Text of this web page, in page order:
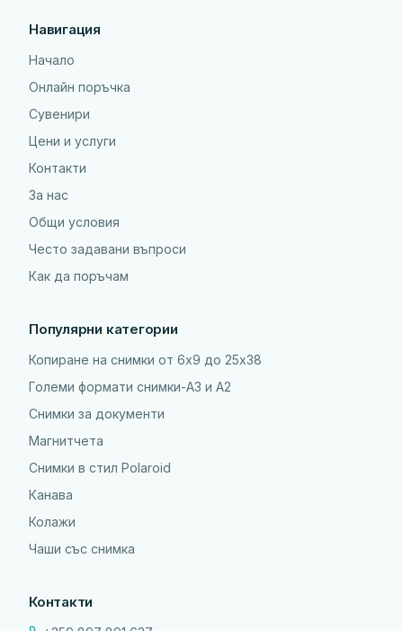
Навигация
Начало
Онлайн поръчка
Сувенири
Цени и услуги
Контакти
За нас
Общи условия
Често задавани въпроси
Как да поръчам
Популярни категории
Копиране на снимки от 6x9 до 25х38
Големи формати снимки-А3 и А2
Снимки за документи
Магнитчета
Снимки в стил Polaroid
Канава
Колажи
Чаши със снимка
Контакти